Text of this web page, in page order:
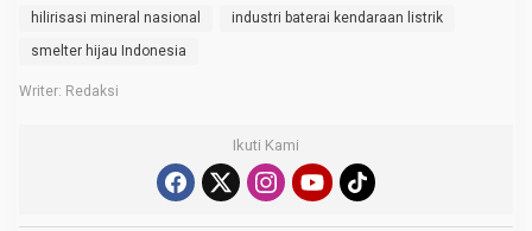
hilirisasi mineral nasional
industri baterai kendaraan listrik
smelter hijau Indonesia
Writer: Redaksi
Ikuti Kami